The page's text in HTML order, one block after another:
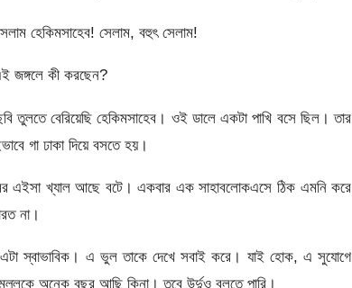
হেকিমসাহেব! সেলাম, বহুৎ সেলাম!
জঙ্গলে কী করছেন?
তুলতে বেরিয়েছি হেকিমসাহেব। ওই ডালে একটা পাখি বসে ছিল। তার
গা ঢাকা দিয়ে বসতে হয়।
এইসা খ্যাল আছে বটে। একবার এক সাহাবলোকএসে ঠিক এমনি করে
না।
এটা স্বাভাবিক। এ ভুল তাকে দেখে সবাই করে। যাই হোক, এ সুযোগে
অনেক বছর আছি কিনা। তবে উর্দুও বলতে পারি।